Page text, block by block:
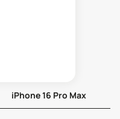
iPhone 16 Pro Max